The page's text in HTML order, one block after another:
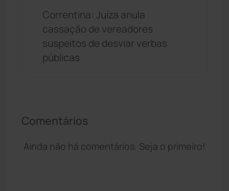
Correntina: Juíza anula
cassação de vereadores
suspeitos de desviar verbas
públicas
Comentários
Ainda não há comentários. Seja o primeiro!